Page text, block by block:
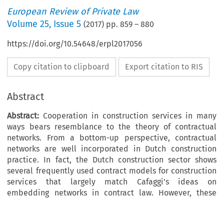
European Review of Private Law
Volume25, Issue 5 (2017) pp.859 –880
https://doi.org/10.54648/erpl2017056
Copy citation to clipboard Export citation to RIS
Abstract
Abstract: Cooperation in construction services in many
ways bears resemblance to the theory of contractual
networks. From a bottom-up perspective, contractual
networks are well incorporated in Dutch construction
practice. In fact, the Dutch construction sector shows
several frequently used contract models for construction
services that largely match Cafaggi’s ideas on
embedding networks in contract law. However, these